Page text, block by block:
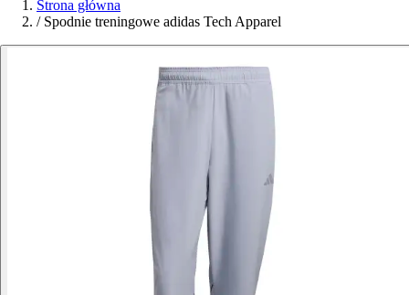
Strona główna
/ Spodnie treningowe adidas Tech Apparel